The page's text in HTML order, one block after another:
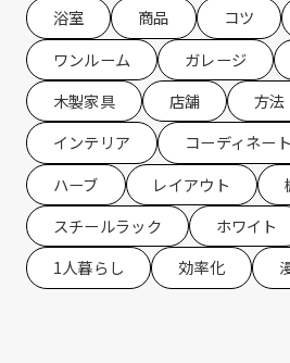
浴室
商品 コツ
ワンルーム
ガレージ
木製家具
店舗 方法
インテリア
コーディネート
ハーブ
レイアウト
スチールラック
ホワイト
1人暮らし
効率化